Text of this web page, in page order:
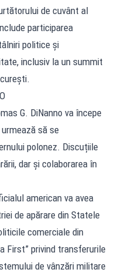
de cuvânt al
participarea
politice și
inclusiv la un summit
G. DiNanno va începe
să se
polonez. Discuțiile
dar și colaborarea în
american va avea
de apărare din Statele
comerciale din
First” privind transferurile
de vânzări militare